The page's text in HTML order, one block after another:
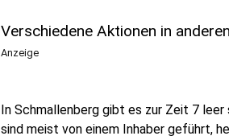
Verschiedene Aktionen in
Anzeige
In Schmallenberg gibt es zur Zeit 7 leer
sind meist von einem Inhaber geführt,